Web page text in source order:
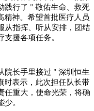
践行了 " 敬佑生命、救死
精神。希望首批医疗人员
从指挥、听从安排，团结
援各项任务。
长手里接过 " 深圳恒生
时表示，此次担任队长带
任重大，使命光荣，将确
。